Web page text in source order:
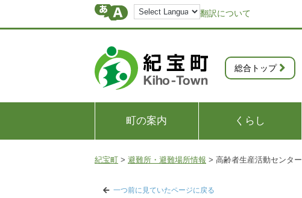
翻訳について
総合トップ
町の案内 くらし
紀宝町 > 避難所・避難場所情報 > 高齢者生産活動センター
一つ前に見ていたページに戻る